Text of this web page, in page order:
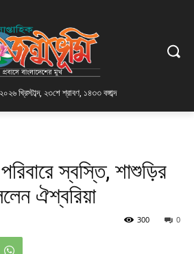
খ্রিস্টাব্দ, ২৩শে শ্রাবণ, ১৪৩৩ বঙ্গাব্দ
স্বস্তি, শাশুড়ির
ঐশ্বরিয়া
0
300